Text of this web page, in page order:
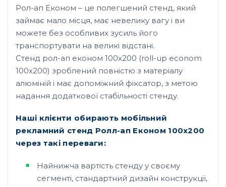
Рол-ап Економ – це полегшений стенд, який
займає мало місця, має невелику вагу і ви
можете без особливих зусиль його
транспортувати на великі відстані.
Стенд рол-ап економ 100х200 (roll-up econom
100х200) зроблений повністю з матеріалу
алюміній і має допоміжний фіксатор, з метою
надання додаткової стабільності стенду.
Наші клієнти обирають мобільний
рекламний стенд Ролл-ап Економ 100х200
через такі переваги:
Найнижча вартість стенду у своєму
сегменті, стандартний дизайн конструкції,